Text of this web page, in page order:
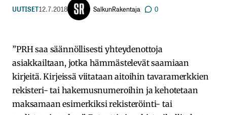
UUTISET12.7.2018 SalkunRakentaja 0
”PRH saa säännöllisesti yhteydenottoja
asiakkailtaan, jotka hämmästelevät saamiaan
kirjeitä. Kirjeissä viitataan aitoihin tavaramerkkien
rekisteri- tai hakemusnumeroihin ja kehotetaan
maksamaan esimerkiksi rekisteröinti- tai